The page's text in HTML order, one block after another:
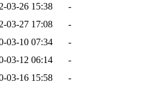
03-26 15:38
-
03-27 17:08
-
03-10 07:34
-
03-12 06:14
-
03-16 15:58
-